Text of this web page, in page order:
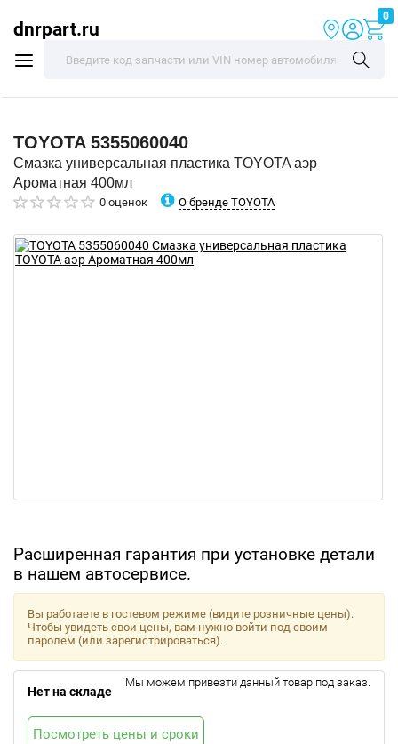
dnrpart.ru
0
TOYOTA 5355060040
Смазка универсальная пластика TOYOTA аэр
Ароматная 400мл
0 оценок О бренде TOYOTA
Расширенная гарантия при установке детали
в нашем автосервисе.
Вы работаете в гостевом режиме (видите розничные цены).
Чтобы увидеть свои цены, вам нужно войти под своим
паролем (или зарегистрироваться).
Нет на складе
Мы можем привезти данный товар под заказ.
Посмотреть цены и сроки